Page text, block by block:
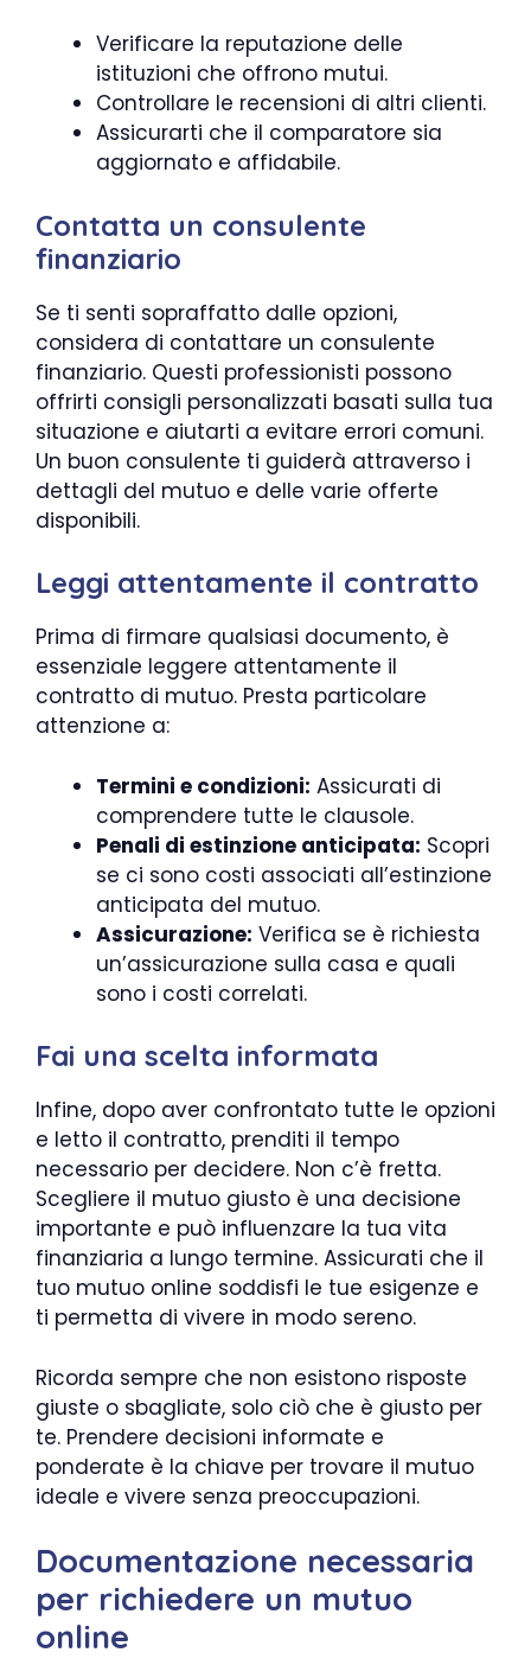
Verificare la reputazione delle
istituzioni che offrono mutui.
Controllare le recensioni di altri clienti.
Assicurarti che il comparatore sia
aggiornato e affidabile.
Contatta un consulente
finanziario
Se ti senti sopraffatto dalle opzioni,
considera di contattare un consulente
finanziario. Questi professionisti possono
offrirti consigli personalizzati basati sulla tua
situazione e aiutarti a evitare errori comuni.
Un buon consulente ti guiderà attraverso i
dettagli del mutuo e delle varie offerte
disponibili.
Leggi attentamente il contratto
Prima di firmare qualsiasi documento, è
essenziale leggere attentamente il
contratto di mutuo. Presta particolare
attenzione a:
Termini e condizioni: Assicurati di
comprendere tutte le clausole.
Penali di estinzione anticipata: Scopri
se ci sono costi associati all’estinzione
anticipata del mutuo.
Assicurazione: Verifica se è richiesta
un’assicurazione sulla casa e quali
sono i costi correlati.
Fai una scelta informata
Infine, dopo aver confrontato tutte le opzioni
e letto il contratto, prenditi il tempo
necessario per decidere. Non c’è fretta.
Scegliere il mutuo giusto è una decisione
importante e può influenzare la tua vita
finanziaria a lungo termine. Assicurati che il
tuo mutuo online soddisfi le tue esigenze e
ti permetta di vivere in modo sereno.
Ricorda sempre che non esistono risposte
giuste o sbagliate, solo ciò che è giusto per
te. Prendere decisioni informate e
ponderate è la chiave per trovare il mutuo
ideale e vivere senza preoccupazioni.
Documentazione necessaria
per richiedere un mutuo
online